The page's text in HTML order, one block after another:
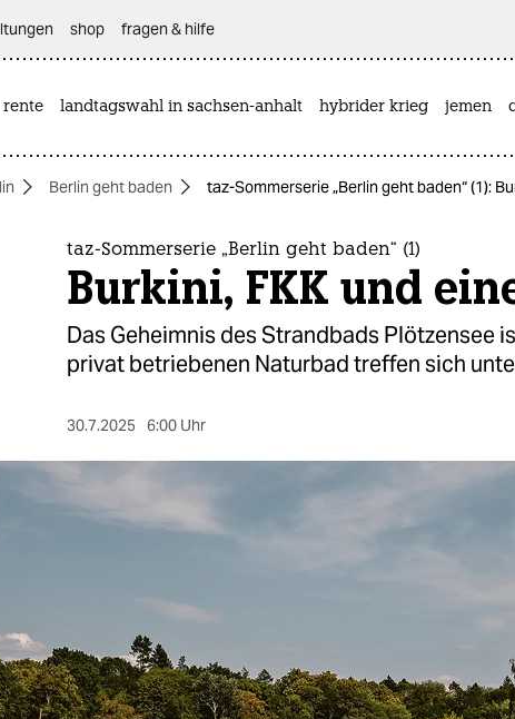
shop fragen & hilfe
rente landtagswahl in sachsen-anhalt hybrider krieg jemen
Berlin geht baden taz-Sommerserie „Berlin geht baden“ (1):
taz-Sommerserie „Berlin geht baden“ (1)
Burkini, FKK und
Das Geheimnis des Strandbads Plötzensee
privat betriebenen Naturbad treffen sich
30.7.2025 6:00 Uhr